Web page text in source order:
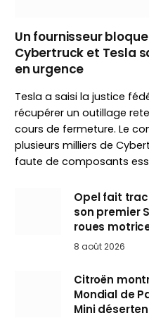
Un fournisseur
Cybertruck et Tesla
en urgence
Tesla a saisi la justice
récupérer un outillage
cours de fermeture. Le
plusieurs milliers de
faute de composants
Opel fait
son premier
roues
8 août 2026
Citroën
Mondial de
Mini